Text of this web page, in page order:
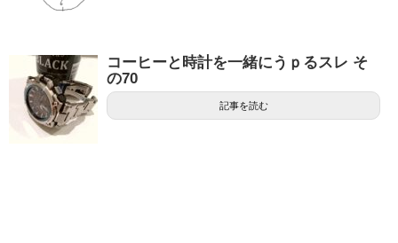
コーヒーと時計を一緒にうｐるスレ そ
の70
記事を読む